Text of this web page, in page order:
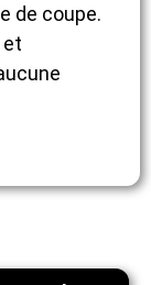
de coupe.
et